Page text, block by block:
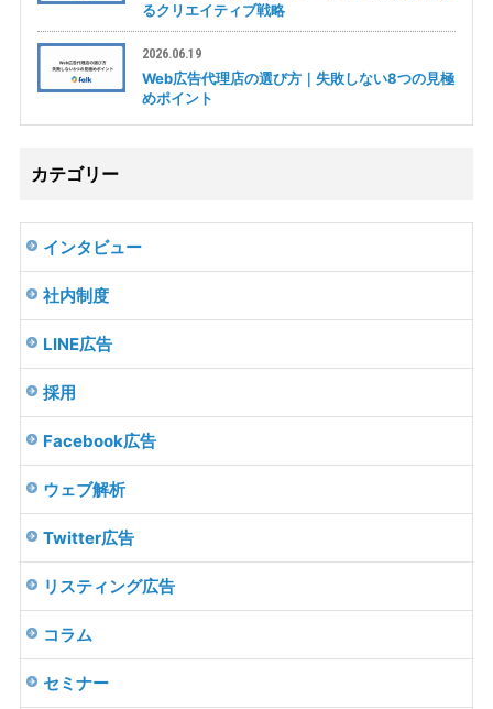
るクリエイティブ戦略
2026.06.19
Web広告代理店の選び方｜失敗しない8つの見極
めポイント
カテゴリー
インタビュー
社内制度
LINE広告
採用
Facebook広告
ウェブ解析
Twitter広告
リスティング広告
コラム
セミナー